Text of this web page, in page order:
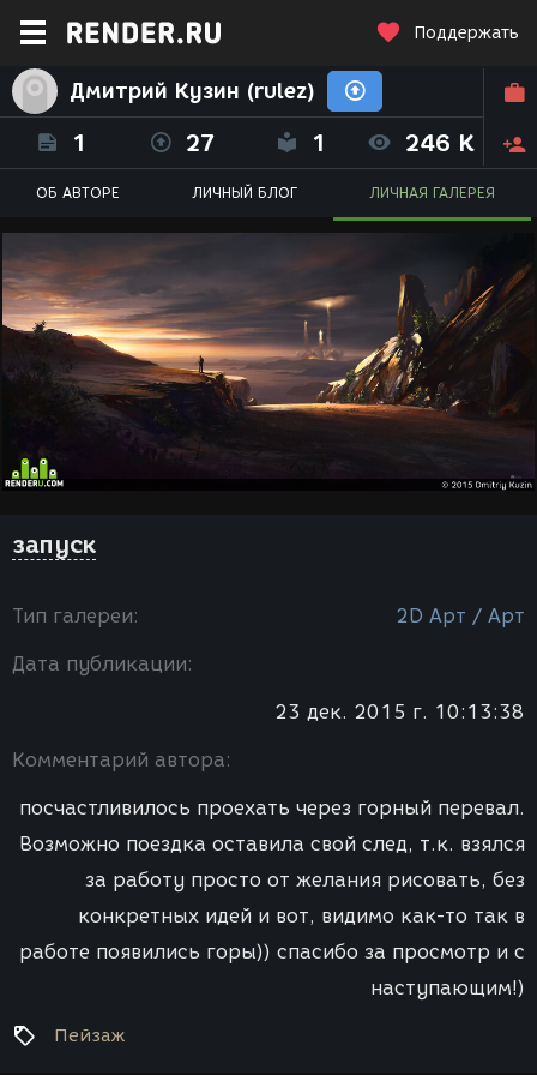
Поддержать
Дмитрий Кузин (rulez)
1 27 1 246 K
ОБ АВТОРЕ ЛИЧНЫЙ БЛОГ ЛИЧНАЯ ГАЛЕРЕЯ
запуск
Тип галереи: 2D Арт / Арт
Дата публикации:
23 дек. 2015 г. 10:13:38
Комментарий автора:
посчастливилось проехать через горный перевал.
Возможно поездка оставила свой след, т.к. взялся
за работу просто от желания рисовать, без
конкретных идей и вот, видимо как-то так в
работе появились горы)) спасибо за просмотр и с
наступающим!)
Пейзаж